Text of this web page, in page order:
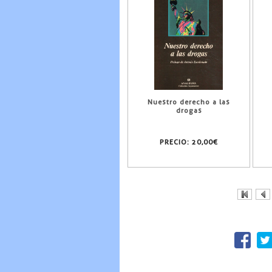
Nuestro derecho a las
drogas
PRECIO: 20,00€